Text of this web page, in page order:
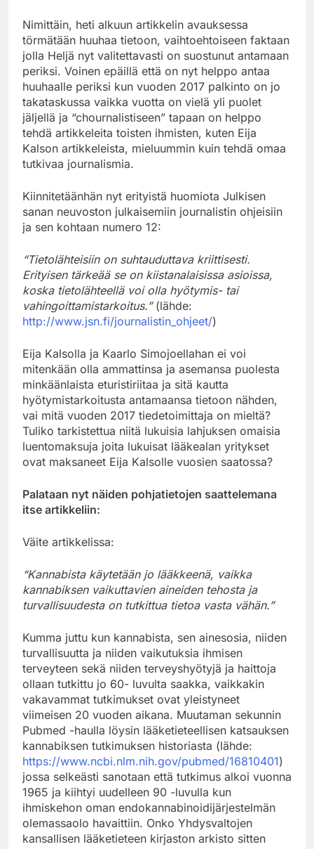
Nimittäin, heti alkuun artikkelin avauksessa
törmätään huuhaa tietoon, vaihtoehtoiseen faktaan
jolla Heljä nyt valitettavasti on suostunut antamaan
periksi. Voinen epäillä että on nyt helppo antaa
huuhaalle periksi kun vuoden 2017 palkinto on jo
takataskussa vaikka vuotta on vielä yli puolet
jäljellä ja “chournalistiseen” tapaan on helppo
tehdä artikkeleita toisten ihmisten, kuten Eija
Kalson artikkeleista, mieluummin kuin tehdä omaa
tutkivaa journalismia.
Kiinnitetäänhän nyt erityistä huomiota Julkisen
sanan neuvoston julkaisemiin journalistin ohjeisiin
ja sen kohtaan numero 12:
“Tietolähteisiin on suhtauduttava kriittisesti.
Erityisen tärkeää se on kiistanalaisissa asioissa,
koska tietolähteellä voi olla hyötymis- tai
vahingoittamistarkoitus.”(lähde:
http://www.jsn.fi/journalistin_ohjeet/)
Eija Kalsolla ja Kaarlo Simojoellahan ei voi
mitenkään olla ammattinsa ja asemansa puolesta
minkäänlaista eturistiriitaa ja sitä kautta
hyötymistarkoitusta antamaansa tietoon nähden,
vai mitä vuoden 2017 tiedetoimittaja on mieltä?
Tuliko tarkistettua niitä lukuisia lahjuksen omaisia
luentomaksuja joita lukuisat lääkealan yritykset
ovat maksaneet Eija Kalsolle vuosien saatossa?
Palataan nyt näiden pohjatietojen saattelemana
itse artikkeliin:
Väite artikkelissa:
“Kannabista käytetään jo lääkkeenä, vaikka
kannabiksen vaikuttavien aineiden tehosta ja
turvallisuudesta on tutkittua tietoa vasta vähän.”
Kumma juttu kun kannabista, sen ainesosia, niiden
turvallisuutta ja niiden vaikutuksia ihmisen
terveyteen sekä niiden terveyshyötyjä ja haittoja
ollaan tutkittu jo 60- luvulta saakka, vaikkakin
vakavammat tutkimukset ovat yleistyneet
viimeisen 20 vuoden aikana. Muutaman sekunnin
Pubmed -haulla löysin lääketieteellisen katsauksen
kannabiksen tutkimuksen historiasta (lähde:
https://www.ncbi.nlm.nih.gov/pubmed/16810401)
jossa selkeästi sanotaan että tutkimus alkoi vuonna
1965 ja kiihtyi uudelleen 90 -luvulla kun
ihmiskehon oman endokannabinoidijärjestelmän
olemassaolo havaittiin. Onko Yhdysvaltojen
kansallisen lääketieteen kirjaston arkisto sitten